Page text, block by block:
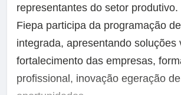
representantes do setor produtivo.
Fiepa participa da programação
integrada, apresentando soluções
fortalecimento das empresas,
profissional, inovação egeração de